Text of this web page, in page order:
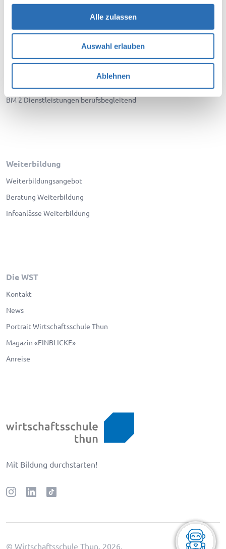
Alle zulassen
Auswahl erlauben
Ablehnen
EuniceAres (ARE)
Lehrperson für WuG, Head of Mobility
Office & Co-Leitung Abteilung
Detailhandel
ClaudioBadertscher (BDC)
Eliane
ClaudiaBösiger (BOC)
Lehrperson für DE/FR/EN
BM 2 Wirtschaft Vollzeit
BM 2 Wirtschaft berufsbegleitend
BM 2 Wirtschaft bilingual
BM 2 Dienstleistungen berufsbegleitend
Weiterbildung
Weiterbildungsangebot
Beratung Weiterbildung
Infoanlässe Weiterbildung
Die WST
Kontakt
News
Portrait Wirtschaftsschule Thun
Magazin «EINBLICKE»
Anreise
Mit Bildung durchstarten!
© Wirtschaftsschule Thun. 2026.